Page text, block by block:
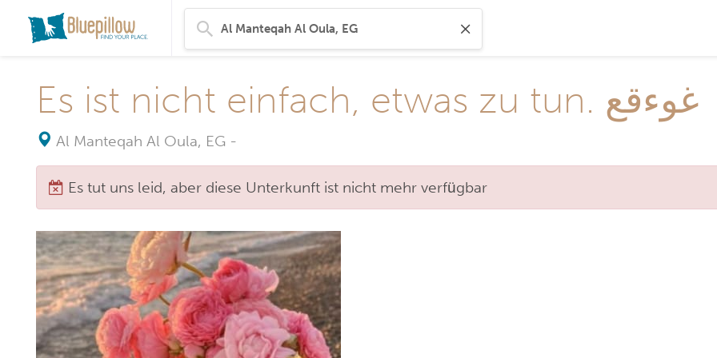
Es ist nicht einfach, etwas zu tun. غوءقع
Al Manteqah Al Oula, EG -
Es tut uns leid, aber diese Unterkunft ist nicht mehr verfügbar